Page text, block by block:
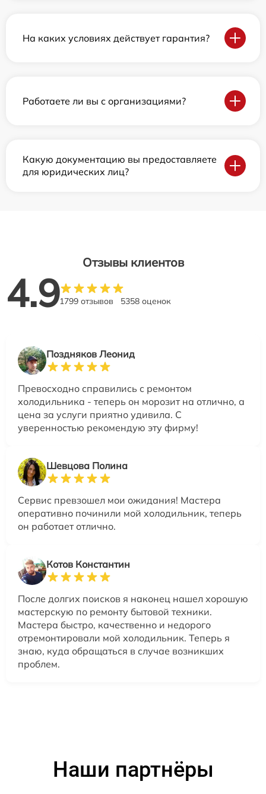
На каких условиях действует гарантия?
Работаете ли вы с организациями?
Какую документацию вы предоставляете
для юридических лиц?
Отзывы клиентов
4.91799 отзывов 5358 оценок
Поздняков Леонид
Превосходно справились с ремонтом
холодильника - теперь он морозит на отлично, а
цена за услуги приятно удивила. С
уверенностью рекомендую эту фирму!
Шевцова Полина
Сервис превзошел мои ожидания! Мастера
оперативно починили мой холодильник, теперь
он работает отлично.
Котов Константин
После долгих поисков я наконец нашел хорошую
мастерскую по ремонту бытовой техники.
Мастера быстро, качественно и недорого
отремонтировали мой холодильник. Теперь я
знаю, куда обращаться в случае возникших
проблем.
Наши партнёры